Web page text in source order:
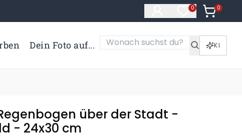
0
Artikel im
0
Artikel
Dein Foto auf... KI
über der Stadt -
- 24x30 cm